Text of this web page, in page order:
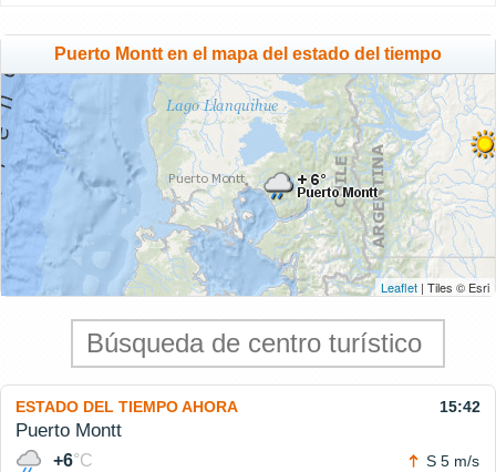
Puerto Montt en el mapa del estado del tiempo
Leaflet | Tiles © Esri
ESTADO DEL TIEMPO AHORA 15:42
Puerto Montt
+6°C
S 5 m/s